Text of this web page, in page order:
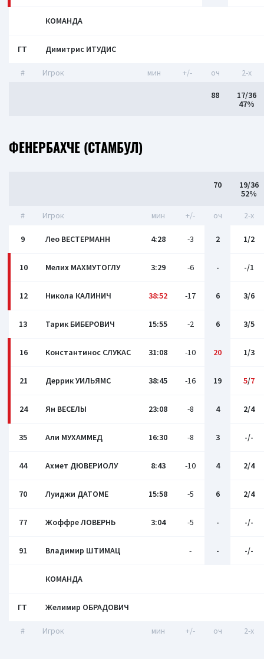
КОМАНДА
ГТ Димитрис ИТУДИС
# Игрок мин +/- оч 2-x
88
17/36
47%
ФЕНЕРБАХЧЕ (СТАМБУЛ)
70
19/36
52%
# Игрок мин +/- оч 2-x
9 Лео ВЕСТЕРМАНН 4:28 -3 2 1/2
10 Мелих МАХМУТОГЛУ 3:29 -6 - -/1
12 Никола КАЛИНИЧ 38:52 -17 6 3/6
13 Тарик БИБЕРОВИЧ 15:55 -2 6 3/5
16 Константинос СЛУКАС 31:08 -10 20 1/3
21 Деррик УИЛЬЯМС 38:45 -16 19 5/7
24 Ян ВЕСЕЛЫ 23:08 -8 4 2/4
35 Али МУХАММЕД 16:30 -8 3 -/-
44 Ахмет ДЮВЕРИОЛУ 8:43 -10 4 2/4
70 Луиджи ДАТОМЕ 15:58 -5 6 2/4
77 Жоффре ЛОВЕРНЬ 3:04 -5 - -/-
91 Владимир ШТИМАЦ - - -/-
КОМАНДА
ГТ Желимир ОБРАДОВИЧ
# Игрок мин +/- оч 2-x